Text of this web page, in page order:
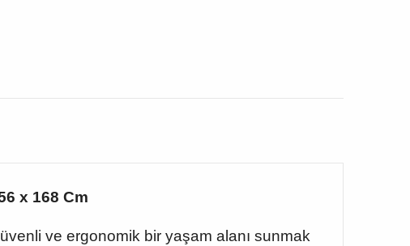
x 168 Cm
ve ergonomik bir yaşam alanı sunmak